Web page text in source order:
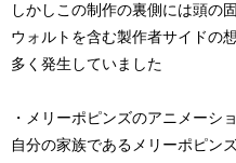
しかしこの制作の裏側には頭の
ウォルトを含む製作者サイドの
多く発生していました
・メリーポピンズのアニメーシ
自分の家族であるメリーポピン